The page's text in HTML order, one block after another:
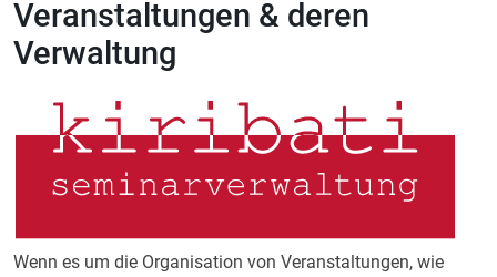
Veranstaltungen & deren
Verwaltung
Wenn es um die Organisation von Veranstaltungen, wie